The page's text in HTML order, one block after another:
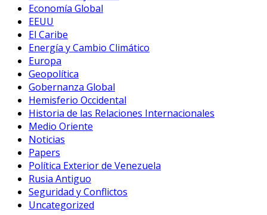
Economía Global
EEUU
El Caribe
Energía y Cambio Climático
Europa
Geopolítica
Gobernanza Global
Hemisferio Occidental
Historia de las Relaciones Internacionales
Medio Oriente
Noticias
Papers
Política Exterior de Venezuela
Rusia Antiguo
Seguridad y Conflictos
Uncategorized